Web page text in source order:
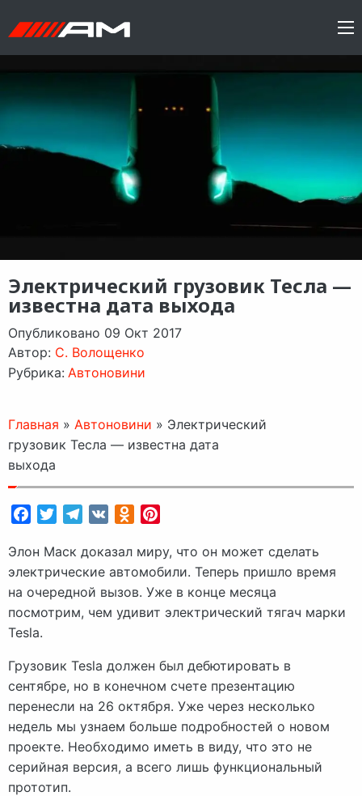
Электрический грузовик Тесла —
известна дата выхода
Опубликовано 09 Окт 2017
Автор: C. Волощенко
Рубрика: Автоновини
Главная » Автоновини » Электрический
грузовик Тесла — известна дата
выхода
FacebookTwitterTelegram
VK Odnoklassniki
Элон Маск доказал миру, что он может сделать
электрические автомобили. Теперь пришло время
на очередной вызов. Уже в конце месяца
посмотрим, чем удивит электрический тягач марки
Tesla.
Грузовик Tesla должен был дебютировать в
сентябре, но в конечном счете презентацию
перенесли на 26 октября. Уже через несколько
недель мы узнаем больше подробностей о новом
проекте. Необходимо иметь в виду, что это не
серийная версия, а всего лишь функциональный
прототип.